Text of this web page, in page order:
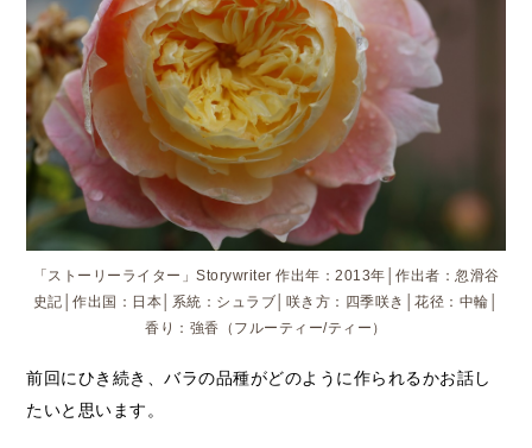
「ストーリーライター」Storywriter 作出年：2013年│作出者：忽滑谷
史記│作出国：日本│系統：シュラブ│咲き方：四季咲き│花径：中輪│
香り：強香（フルーティー/ティー）
前回にひき続き、バラの品種がどのように作られるかお話し
たいと思います。